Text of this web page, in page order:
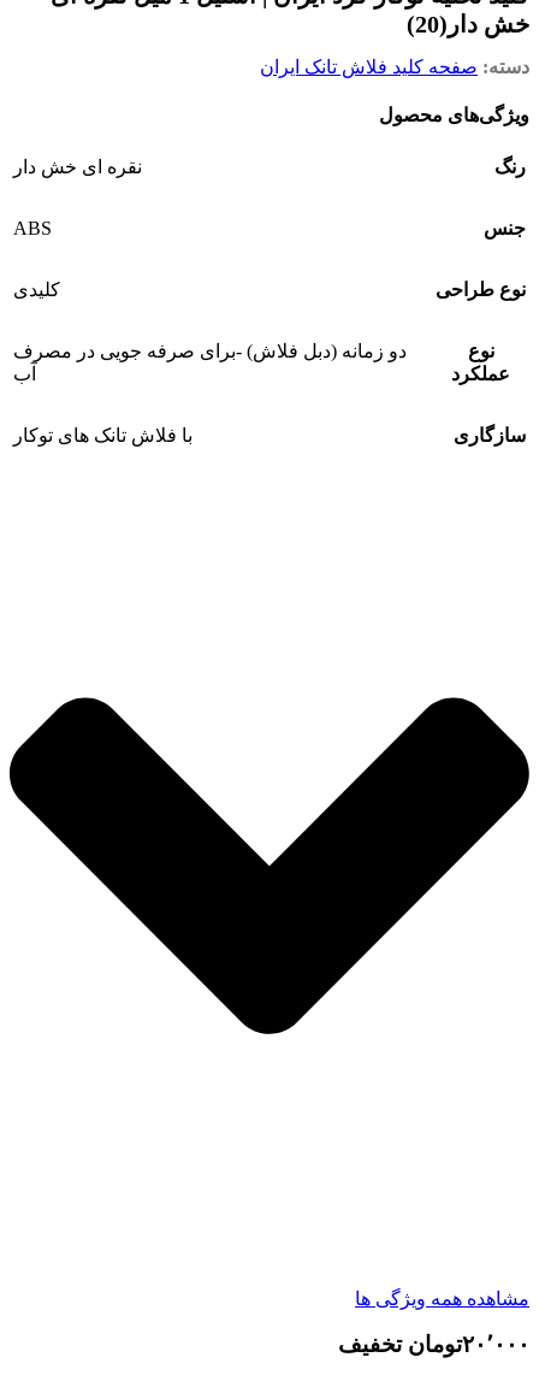
خش دار(20)
دسته: صفحه کلید فلاش تانک ایران
ویژگی‌های محصول
رنگ نقره ای خش دار
جنس ABS
نوع طراحی کلیدی
نوع
عملکرد
دو زمانه (دبل فلاش) -برای صرفه جویی در مصرف
آب
سازگاری با فلاش تانک های توکار
مشاهده همه ویژگی ها
۲۰٬۰۰۰تومان تخفیف